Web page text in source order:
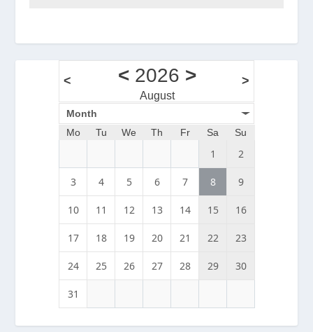
< <2026 >
August
>
Month
Mo
Tu We Th Fr Sa Su
1 2
3 4 5 6 7 8 9
10 11 12 13 14 15 16
17 18 19 20 21 22 23
24 25 26 27 28 29 30
31